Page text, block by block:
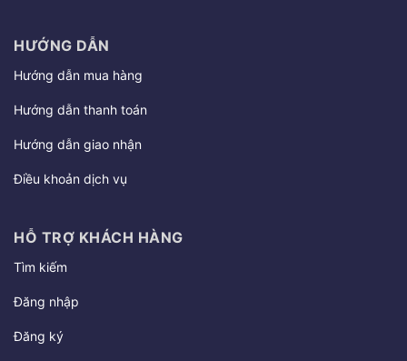
HƯỚNG DẪN
Hướng dẫn mua hàng
Hướng dẫn thanh toán
Hướng dẫn giao nhận
Điều khoản dịch vụ
HỖ TRỢ KHÁCH HÀNG
Tìm kiếm
Đăng nhập
Đăng ký